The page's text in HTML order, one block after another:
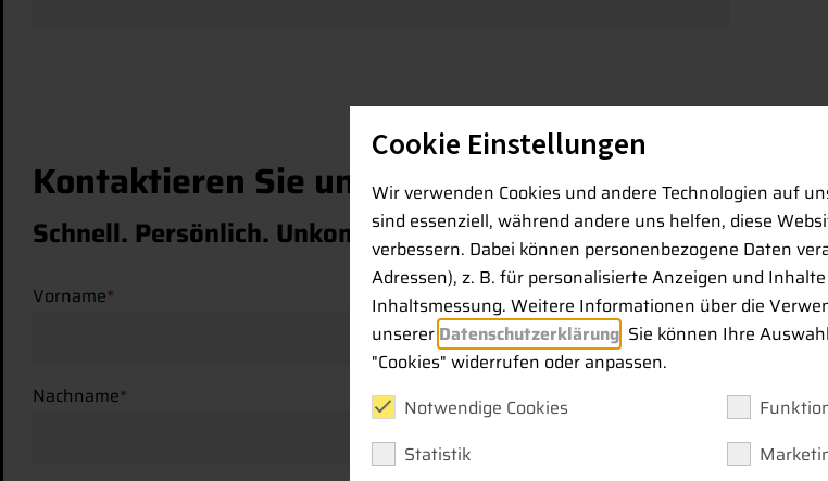
Kontaktieren Sie uns
Schnell. Persönlich. Unkompliziert
Vorname*
Nachname*
Cookie Einstellungen
Wir verwenden Cookies und andere Technologien auf
sind essenziell, während andere uns helfen, diese
verbessern. Dabei können personenbezogene Daten
Adressen), z. B. für personalisierte Anzeigen und
Inhaltsmessung. Weitere Informationen über die
unserer Datenschutzerklärung . Sie können Ihre
"Cookies" widerrufen oder anpassen.
Notwendige Cookies
Statistik